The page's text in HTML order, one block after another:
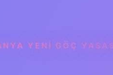
YENI GÖÇ